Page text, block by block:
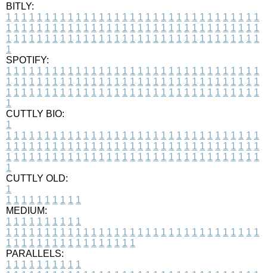
BITLY:
1 1 1 1 1 1 1 1 1 1 1 1 1 1 1 1 1 1 1 1 1 1 1 1 1 1 1 1 1 1 1 1 1
1 1 1 1 1 1 1 1 1 1 1 1 1 1 1 1 1 1 1 1 1 1 1 1 1 1 1 1 1 1 1 1 1
1 1 1 1 1 1 1 1 1 1 1 1 1 1 1 1 1 1 1 1 1 1 1 1 1 1 1 1 1 1 1 1 1
1
SPOTIFY:
1 1 1 1 1 1 1 1 1 1 1 1 1 1 1 1 1 1 1 1 1 1 1 1 1 1 1 1 1 1 1 1 1
1 1 1 1 1 1 1 1 1 1 1 1 1 1 1 1 1 1 1 1 1 1 1 1 1 1 1 1 1 1 1 1 1
1 1 1 1 1 1 1 1 1 1 1 1 1 1 1 1 1 1 1 1 1 1 1 1 1 1 1 1 1 1 1 1 1
1
CUTTLY BIO:
1
1 1 1 1 1 1 1 1 1 1 1 1 1 1 1 1 1 1 1 1 1 1 1 1 1 1 1 1 1 1 1 1 1
1 1 1 1 1 1 1 1 1 1 1 1 1 1 1 1 1 1 1 1 1 1 1 1 1 1 1 1 1 1 1 1 1
1 1 1 1 1 1 1 1 1 1 1 1 1 1 1 1 1 1 1 1 1 1 1 1 1 1 1 1 1 1 1 1 1
1
CUTTLY OLD:
1
1 1 1 1 1 1 1 1 1 1
MEDIUM:
1 1 1 1 1 1 1 1 1 1
1 1 1 1 1 1 1 1 1 1 1 1 1 1 1 1 1 1 1 1 1 1 1 1 1 1 1 1 1 1 1 1 1
1 1 1 1 1 1 1 1 1 1 1 1 1 1 1 1 1
PARALLELS:
1 1 1 1 1 1 1 1 1 1